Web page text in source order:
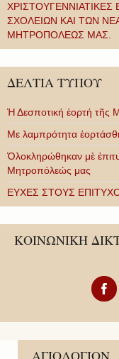
ΣΧΟΛΕΙΩΝ ΚΑΙ ΤΩΝ
ΜΗΤΡΟΠΟΛΕΩΣ ΜΑΣ.
ΔΕΛΤΙΑ ΤΥΠΟΥ
Ἡ Δεσποτική ἑορτή
Με λαμπρότητα
Ὁλοκληρώθηκαν μὲ
Μητροπόλεώς μας
ΕΥΧΕΣ ΣΤΟΥΣ
ΚΟΙΝΩΝΙΚΗ
ΑΓΙΟΛΟΓΙΟΝ